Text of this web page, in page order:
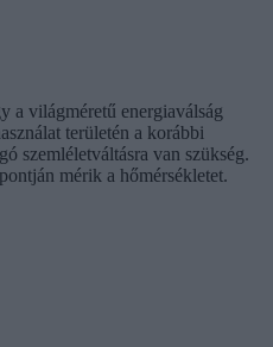
a világméretű energiaválság
területén a korábbi
szemléletváltásra van szükség.
mérik a hőmérsékletet.